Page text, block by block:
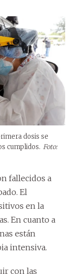
dosis se
cumplidos. Foto:
fallecidos a
El
en la
En cuanto a
están
intensiva.
con las